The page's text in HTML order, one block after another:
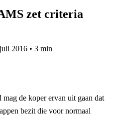
zet criteria
2016 • 3 min
de koper ervan uit gaan dat
bezit die voor normaal